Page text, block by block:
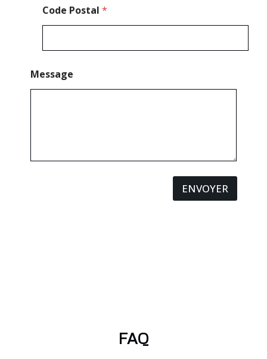
Code Postal *
Message
ENVOYER
FAQ